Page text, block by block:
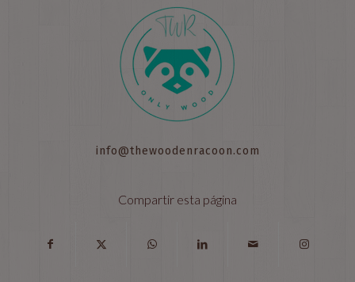
info@thewoodenracoon.com
Compartir esta página